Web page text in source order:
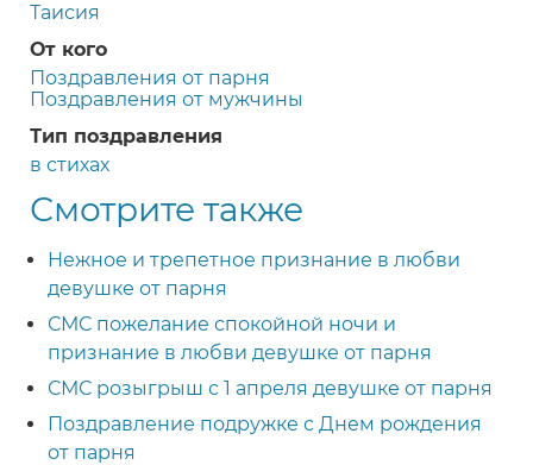
Таисия
От кого
Поздравления от парня
Поздравления от мужчины
Тип поздравления
в стихах
Смотрите также
Нежное и трепетное признание в любви
девушке от парня
СМС пожелание спокойной ночи и
признание в любви девушке от парня
СМС розыгрыш с 1 апреля девушке от парня
Поздравление подружке с Днем рождения
от парня